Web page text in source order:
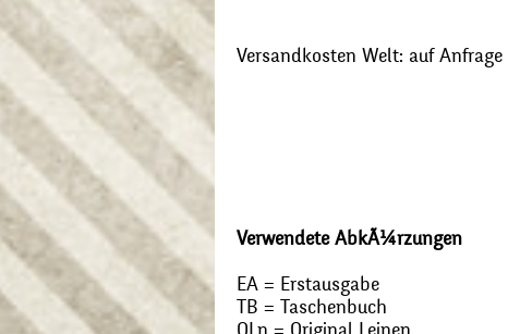
Versandkosten Welt: auf Anfrage
Verwendete AbkÃ¼rzungen
EA = Erstausgabe
TB = Taschenbuch